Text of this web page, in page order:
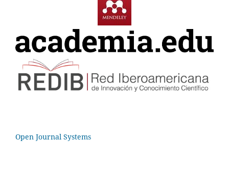
Open Journal Systems